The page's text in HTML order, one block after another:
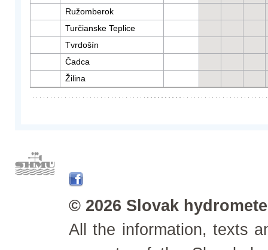
Ružomberok
Turčianske Teplice
Tvrdošín
Čadca
Žilina
© 2026 Slovak
All the information, texts